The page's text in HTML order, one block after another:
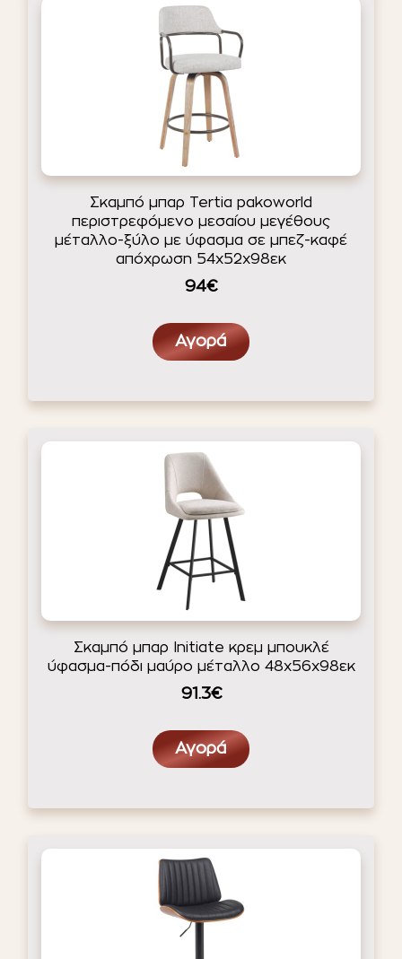
Σκαμπό μπαρ Tertia pakoworld
περιστρεφόμενο μεσαίου μεγέθους
μέταλλο-ξύλο με ύφασμα σε μπεζ-καφέ
απόχρωση 54x52x98εκ
94€
Αγορά
Σκαμπό μπαρ Initiate κρεμ μπουκλέ
ύφασμα-πόδι μαύρο μέταλλο 48x56x98εκ
91.3€
Αγορά